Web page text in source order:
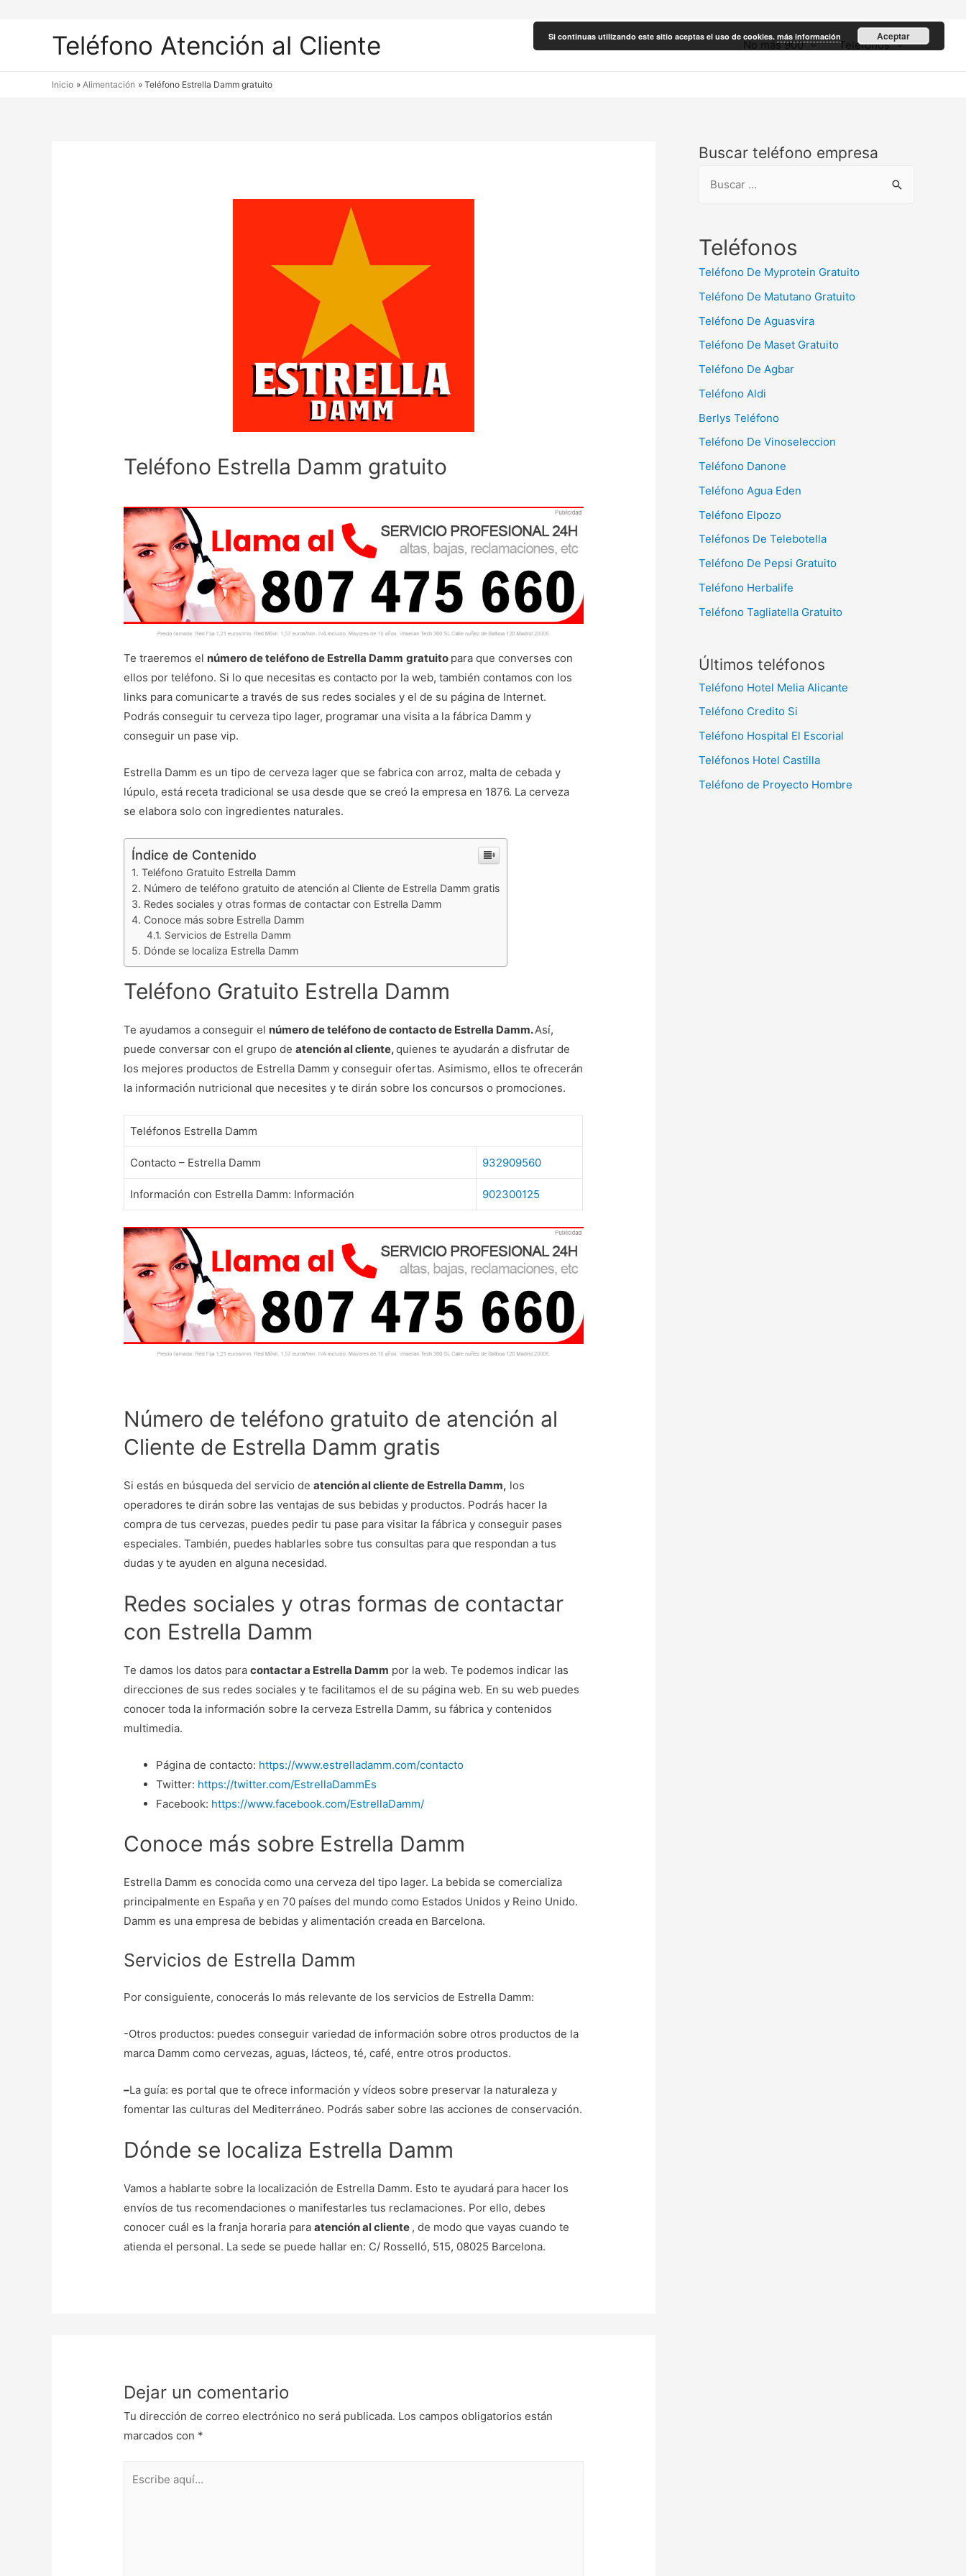
Teléfono Atención al Cliente No más 900 Teléfonos
Inicio Alimentación Teléfono Estrella Damm gratuito
Teléfono Estrella Damm gratuito
Te traeremos el número de teléfono de Estrella Damm gratuito para que converses con
ellos por teléfono. Si lo que necesitas es contacto por la web, también contamos con los
links para comunicarte a través de sus redes sociales y el de su página de Internet.
Podrás conseguir tu cerveza tipo lager, programar una visita a la fábrica Damm y
conseguir un pase vip.
Estrella Damm es un tipo de cerveza lager que se fabrica con arroz, malta de cebada y
lúpulo, está receta tradicional se usa desde que se creó la empresa en 1876. La cerveza
se elabora solo con ingredientes naturales.
Índice de Contenido
Teléfono Gratuito Estrella Damm
Número de teléfono gratuito de atención al Cliente de Estrella Damm gratis
Redes sociales y otras formas de contactar con Estrella Damm
Conoce más sobre Estrella Damm
Servicios de Estrella Damm
Dónde se localiza Estrella Damm
Teléfono Gratuito Estrella Damm
Te ayudamos a conseguir el número de teléfono de contacto de Estrella Damm.Así,
puede conversar con el grupo deatención al cliente,quienes te ayudarán a disfrutar de
los mejores productos de Estrella Damm y conseguir ofertas. Asimismo, ellos te ofrecerán
la información nutricional que necesites y te dirán sobre los concursos o promociones.
Teléfonos Estrella Damm
Contacto – Estrella Damm 932909560
Información con Estrella Damm: Información 902300125
Número de teléfono gratuito de atención al
Cliente de Estrella Damm gratis
Si estás en búsqueda del servicio deatención al cliente de Estrella Damm, los
operadores te dirán sobre las ventajas de sus bebidas y productos. Podrás hacer la
compra de tus cervezas, puedes pedir tu pase para visitar la fábrica y conseguir pases
especiales. También, puedes hablarles sobre tus consultas para que respondan a tus
dudas y te ayuden en alguna necesidad.
Redes sociales y otras formas de contactar
con Estrella Damm
Te damos los datos paracontactar a Estrella Damm por la web. Te podemos indicar las
direcciones de sus redes sociales y te facilitamos el de su página web. En su web puedes
conocer toda la información sobre la cerveza Estrella Damm, su fábrica y contenidos
multimedia.
Página de contacto: https://www.estrelladamm.com/contacto
Twitter: https://twitter.com/EstrellaDammEs
Facebook: https://www.facebook.com/EstrellaDamm/
Conoce más sobre Estrella Damm
Estrella Damm es conocida como una cerveza del tipo lager. La bebida se comercializa
principalmente en España y en 70 países del mundo como Estados Unidos y Reino Unido.
Damm es una empresa de bebidas y alimentación creada en Barcelona.
Servicios de Estrella Damm
Por consiguiente, conocerás lo más relevante de los servicios de Estrella Damm:
-Otros productos: puedes conseguir variedad de información sobre otros productos de la
marca Damm como cervezas, aguas, lácteos, té, café, entre otros productos.
–La guía: es portal que te ofrece información y vídeos sobre preservar la naturaleza y
fomentar las culturas del Mediterráneo. Podrás saber sobre las acciones de conservación.
Dónde se localiza Estrella Damm
Vamos a hablarte sobre la localización de Estrella Damm. Esto te ayudará para hacer los
envíos de tus recomendaciones o manifestarles tus reclamaciones. Por ello, debes
conocer cuál es la franja horaria paraatención al cliente , de modo que vayas cuando te
atienda el personal. La sede se puede hallar en: C/ Rosselló, 515, 08025 Barcelona.
Dejar un comentario
Tu dirección de correo electrónico no será publicada. Los campos obligatorios están
marcados con *
Buscar teléfono empresa
c
Teléfonos
Teléfono De Myprotein Gratuito
Teléfono De Matutano Gratuito
Teléfono De Aguasvira
Teléfono De Maset Gratuito
Teléfono De Agbar
Teléfono Aldi
Berlys Teléfono
Teléfono De Vinoseleccion
Teléfono Danone
Teléfono Agua Eden
Teléfono Elpozo
Teléfonos De Telebotella
Teléfono De Pepsi Gratuito
Teléfono Herbalife
Teléfono Tagliatella Gratuito
Últimos teléfonos
Teléfono Hotel Melia Alicante
Teléfono Credito Si
Teléfono Hospital El Escorial
Teléfonos Hotel Castilla
Teléfono de Proyecto Hombre
Si continuas utilizando este sitio aceptas el uso de cookies. más información Aceptar